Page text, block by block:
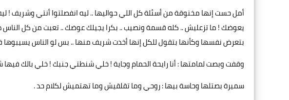
أمل حست إنها مخنوقة من أسئلة كل اللي حواليها .. ليه انفصلتوا أنتي وشريف !
يعوضك ! ما تزعليش .. كله قسمة ونصيب .. بكرا يجيلك عوضك .. تعبت من كل
بتعرض نفسها وكأنها بتقول للكل إنها أخدت شريف منها .. بس لو الناس يسيبوها
وقفت وبصت لمامتها : أنا رايحة الحمام وجاية ! خلي شنطتي جنبك ! خلي بالك
سميرة بصتلها وحاسة بيها : روحي وما تقلقيش وما تهتميش لكلام حد .